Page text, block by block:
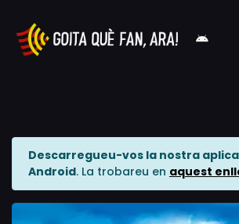
Descarregueu-vos la nostra
Android. La trobareu en aquest